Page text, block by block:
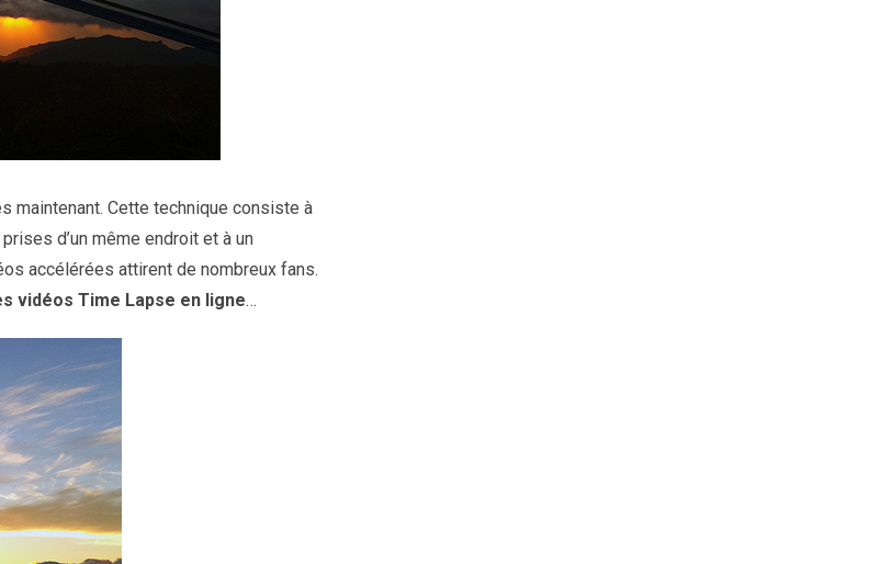
maintenant. Cette technique consiste à
d’un même endroit et à un
accélérées attirent de nombreux fans.
vidéos Time Lapse en ligne…